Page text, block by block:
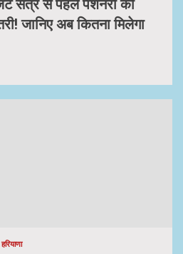
सत्र से पहले पेंशनरों को
जानिए अब कितना मिलेगा
हरियाणा